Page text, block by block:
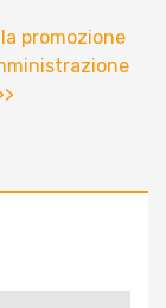
promozione